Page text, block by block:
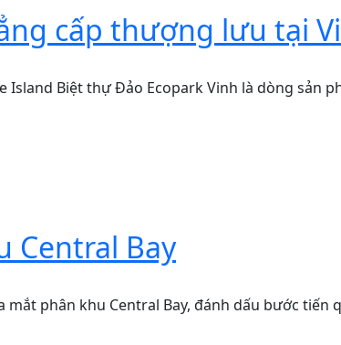
cấp thượng lưu tại
Biệt thự Đảo Ecopark Vinh là dòng sản
Central Bay
mắt phân khu Central Bay, đánh dấu bước